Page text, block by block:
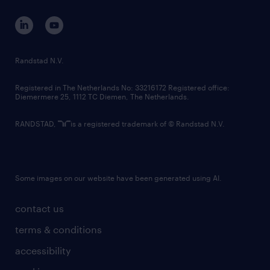
corporate governance
randstad innovation fund
country websites
contact us
terms & conditions
accessibility
Randstad N.V.
Registered in The Netherlands No: 33216172 Registered office:
Diemermere 25, 1112 TC Diemen, The Netherlands.
RANDSTAD, is a registered trademark of © Randstad N.V.
Some images on our website have been generated using AI.